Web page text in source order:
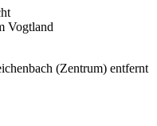
Vogtland
(Zentrum) entfernt